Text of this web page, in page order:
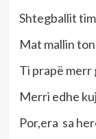
Shtegballit
Mat mallin
Ti prapë merr
Merri edhe
Por,era sa